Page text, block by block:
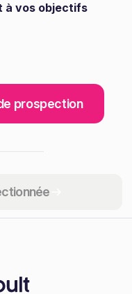
à vos objectifs
prospection